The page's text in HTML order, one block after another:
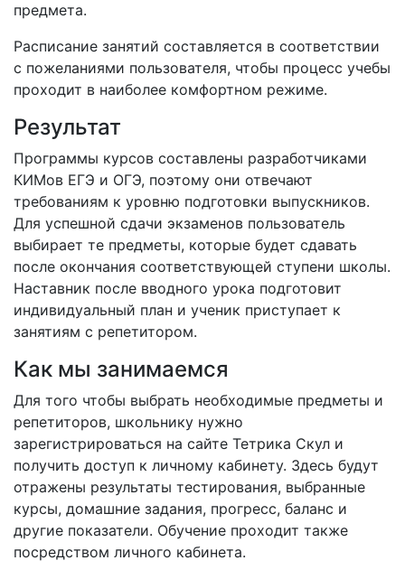
предмета.
Расписание занятий составляется в соответствии
с пожеланиями пользователя, чтобы процесс учебы
проходит в наиболее комфортном режиме.
Результат
Программы курсов составлены разработчиками
КИМов ЕГЭ и ОГЭ, поэтому они отвечают
требованиям к уровню подготовки выпускников.
Для успешной сдачи экзаменов пользователь
выбирает те предметы, которые будет сдавать
после окончания соответствующей ступени школы.
Наставник после вводного урока подготовит
индивидуальный план и ученик приступает к
занятиям с репетитором.
Как мы занимаемся
Для того чтобы выбрать необходимые предметы и
репетиторов, школьнику нужно
зарегистрироваться на сайте Тетрика Скул и
получить доступ к личному кабинету. Здесь будут
отражены результаты тестирования, выбранные
курсы, домашние задания, прогресс, баланс и
другие показатели. Обучение проходит также
посредством личного кабинета.